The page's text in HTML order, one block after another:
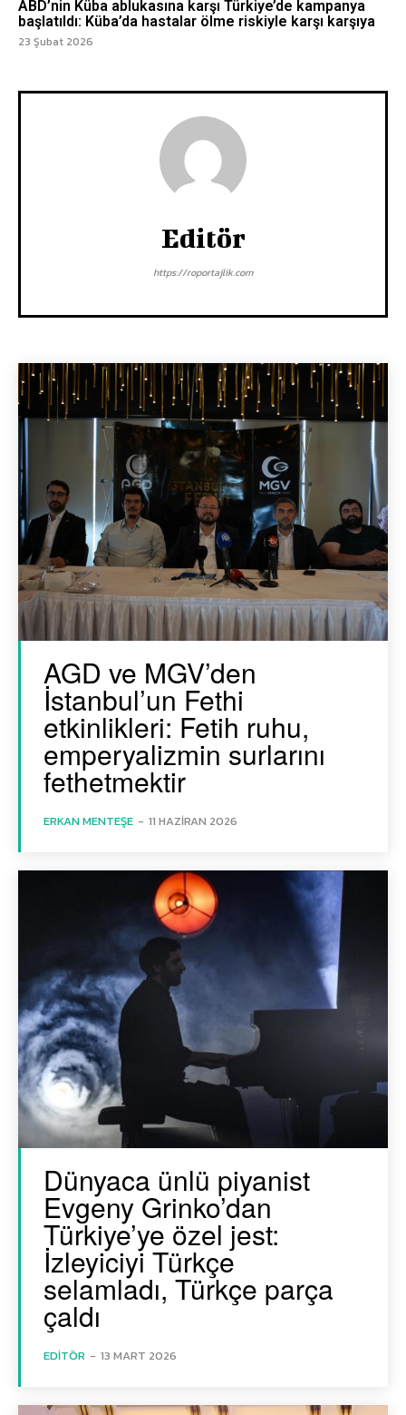
ABD’nin Küba ablukasına karşı Türkiye’de kampanya
başlatıldı: Küba’da hastalar ölme riskiyle karşı karşıya
23 Şubat 2026
Editör
https://roportajlik.com
AGD ve MGV’den
İstanbul’un Fethi
etkinlikleri: Fetih ruhu,
emperyalizmin surlarını
fethetmektir
ERKAN MENTEŞE - 11 HAZIRAN 2026
Dünyaca ünlü piyanist
Evgeny Grinko’dan
Türkiye’ye özel jest:
İzleyiciyi Türkçe
selamladı, Türkçe parça
çaldı
EDITÖR - 13 MART 2026